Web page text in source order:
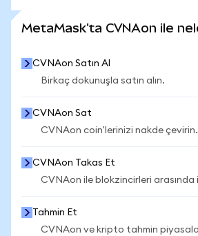
MetaMask'ta CVNAon ile
CVNAon Satın Al
Birkaç dokunuşla satın alın.
CVNAon Sat
CVNAon coin'lerinizi nakde çevirin.
CVNAon Takas Et
CVNAon ile blokzincirleri arasında
Tahmin Et
CVNAon ve kripto tahmin